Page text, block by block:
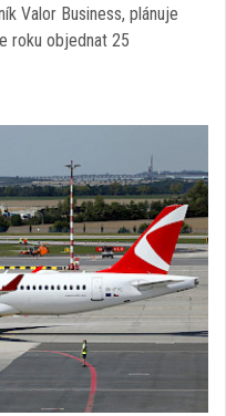
Valor Business, plánuje
roku objednat 25